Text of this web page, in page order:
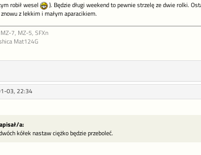
robił wesel
). Będzie długi weekend to pewnie strzelę ze dwie rolki.
z lekkim i małym aparacikiem.
7, MZ-5, SFXn
Mat124G
03, 22:34
a:
kółek nastaw ciężko będzie przeboleć.